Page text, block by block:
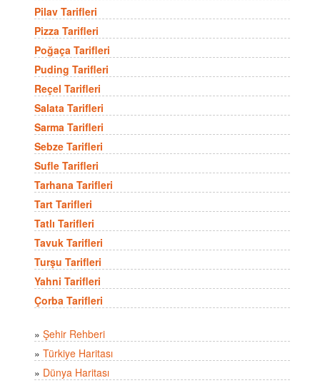
Pilav Tarifleri
Pizza Tarifleri
Poğaça Tarifleri
Puding Tarifleri
Reçel Tarifleri
Salata Tarifleri
Sarma Tarifleri
Sebze Tarifleri
Sufle Tarifleri
Tarhana Tarifleri
Tart Tarifleri
Tatlı Tarifleri
Tavuk Tarifleri
Turşu Tarifleri
Yahni Tarifleri
Çorba Tarifleri
» Şehir Rehberi
» Türkiye Haritası
» Dünya Haritası